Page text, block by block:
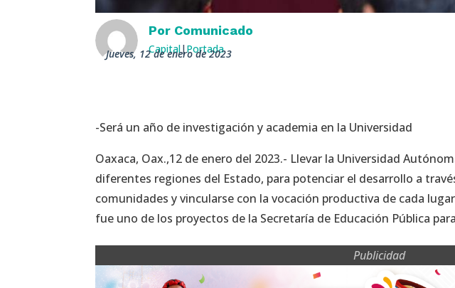
Por Comunicado
Capital|Portada
jueves, 12 de enero de 2023
-Será un año de investigación y academia en la Universidad
Oaxaca, Oax.,12 de enero del 2023.- Llevar la Universidad
diferentes regiones del Estado, para potenciar el desarrollo a
comunidades y vincularse con la vocación productiva de cada
fue uno de los proyectos de la Secretaría de Educación Pública
Publicidad